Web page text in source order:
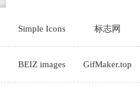
Simple Icons 标志网
BEIZ images GifMaker.top